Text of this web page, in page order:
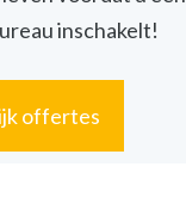
inschakelt!
offertes